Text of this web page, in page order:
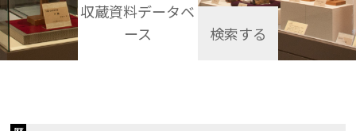
収蔵資料データベ
ース
検索する